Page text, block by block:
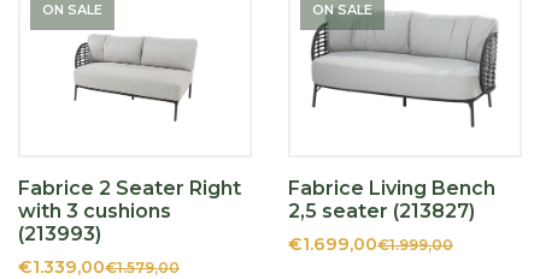
ON SALE
Fabrice 2 Seater Right
with 3 cushions
(213993)
€1.339,00€1.579,00
ON SALE
Fabrice Living Bench
2,5 seater (213827)
€1.699,00€1.999,00